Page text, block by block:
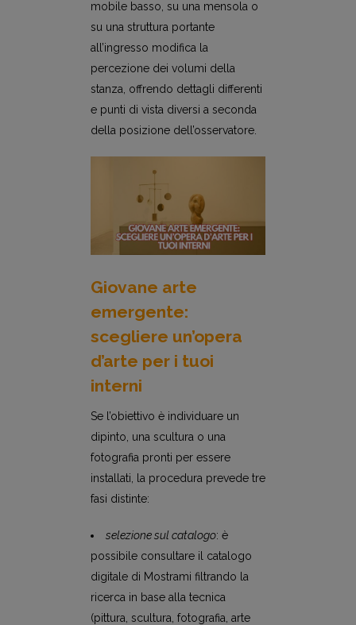
mobile basso, su una mensola o
su una struttura portante
all’ingresso modifica la
percezione dei volumi della
stanza, offrendo dettagli differenti
e punti di vista diversi a seconda
della posizione dell’osservatore.
Giovane arte
emergente:
scegliere un’opera
d’arte per i tuoi
interni
Se l’obiettivo è individuare un
dipinto, una scultura o una
fotografia pronti per essere
installati, la procedura prevede tre
fasi distinte:
selezione sul catalogo: è
possibile consultare il catalogo
digitale di Mostrami filtrando la
ricerca in base alla tecnica
(pittura, scultura, fotografia, arte